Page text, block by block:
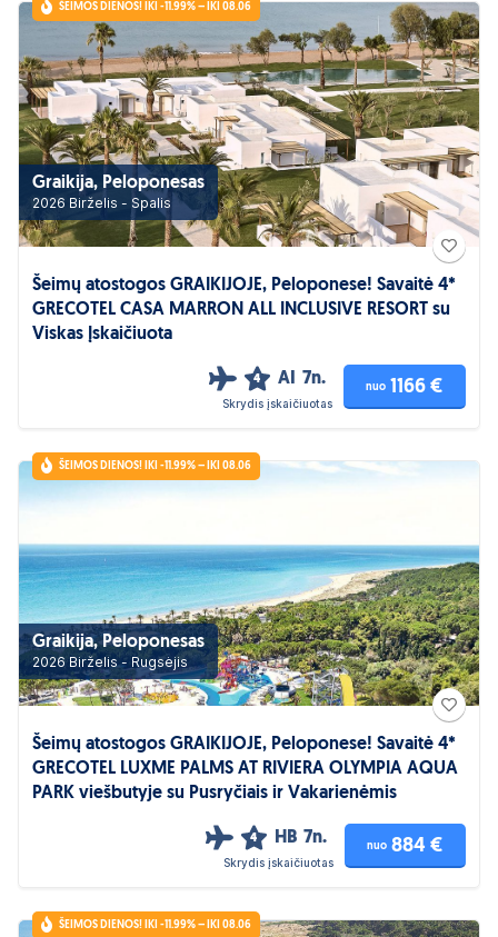
ŠEIMOS DIENOS! IKI -11.99% – IKI 08.06
Graikija, Peloponesas
2026 Birželis - Spalis
Šeimų atostogos GRAIKIJOJE, Peloponese! Savaitė 4*
GRECOTEL CASA MARRON ALL INCLUSIVE RESORT su
Viskas Įskaičiuota
4 AI 7n.
Skrydis įskaičiuotas
nuo 1166 €
ŠEIMOS DIENOS! IKI -11.99% – IKI 08.06
Graikija, Peloponesas
2026 Birželis - Rugsėjis
Šeimų atostogos GRAIKIJOJE, Peloponese! Savaitė 4*
GRECOTEL LUXME PALMS AT RIVIERA OLYMPIA AQUA
PARK viešbutyje su Pusryčiais ir Vakarienėmis
4 HB 7n.
Skrydis įskaičiuotas
nuo 884 €
ŠEIMOS DIENOS! IKI -11.99% – IKI 08.06